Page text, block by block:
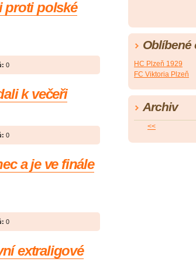
proti polské
0
k večeři
0
a je ve finále
0
extraligové
Oblíbené
HC Plzeň 1929
FC Viktoria Plzeň
Archiv
<<